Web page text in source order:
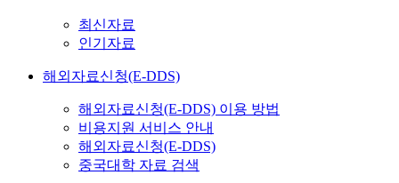
최신자료
인기자료
해외자료신청(E-DDS)
해외자료신청(E-DDS) 이용 방법
비용지원 서비스 안내
해외자료신청(E-DDS)
중국대학 자료 검색